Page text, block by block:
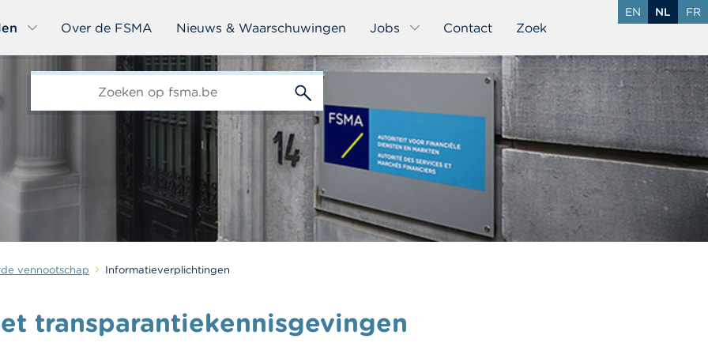
Over de FSMA Nieuws & Waarschuwingen Jobs Contact Zoek
EN NL FR
vennootschap Informatieverplichtingen
transparantiekennisgevingen